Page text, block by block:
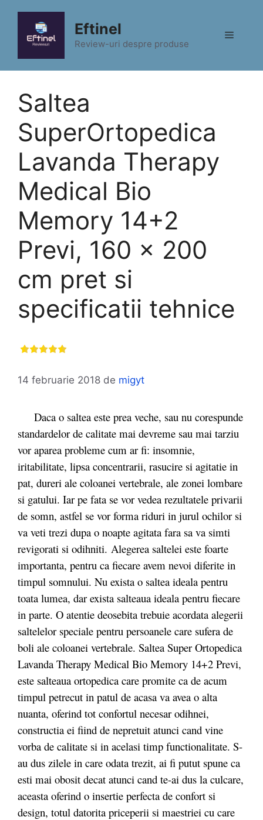
conținut
Eftinel
Review-uri despre produse
Meniu
Saltea
SuperOrtopedica
Lavanda Therapy
Medical Bio
Memory 14+2
Previ, 160 x 200
cm pret si
specificatii tehnice
14 februarie 2018 de migyt
Daca o saltea este prea veche, sau nu corespunde
standardelor de calitate mai devreme sau mai tarziu
vor aparea probleme cum ar fi: insomnie,
iritabilitate, lipsa concentrarii, rasucire si agitatie in
pat, dureri ale coloanei vertebrale, ale zonei lombare
si gatului. Iar pe fata se vor vedea rezultatele privarii
de somn, astfel se vor forma riduri in jurul ochilor si
va veti trezi dupa o noapte agitata fara sa va simti
revigorati si odihniti. Alegerea saltelei este foarte
importanta, pentru ca fiecare avem nevoi diferite in
timpul somnului. Nu exista o saltea ideala pentru
toata lumea, dar exista salteaua ideala pentru fiecare
in parte. O atentie deosebita trebuie acordata alegerii
saltelelor speciale pentru persoanele care sufera de
boli ale coloanei vertebrale. Saltea Super Ortopedica
Lavanda Therapy Medical Bio Memory 14+2 Previ,
este salteaua ortopedica care promite ca de acum
timpul petrecut in patul de acasa va avea o alta
nuanta, oferind tot confortul necesar odihnei,
constructia ei fiind de nepretuit atunci cand vine
vorba de calitate si in acelasi timp functionalitate. S-
au dus zilele in care odata trezit, ai fi putut spune ca
esti mai obosit decat atunci cand te-ai dus la culcare,
aceasta oferind o insertie perfecta de confort si
design, totul datorita priceperii si maestriei cu care